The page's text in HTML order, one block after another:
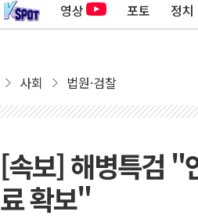
영상 포토 정치
사회 법원·검찰
[속보] 해병특검 "
료 확보"